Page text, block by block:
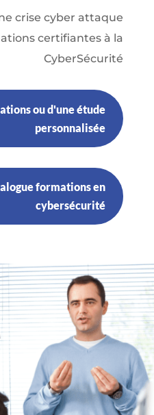
crise cyber attaque
certifiantes à la
CyberSécurité
ou d'une étude
personnalisée
formations en
cybersécurité